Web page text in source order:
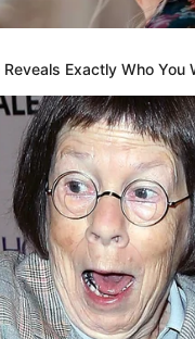
Exactly Who You